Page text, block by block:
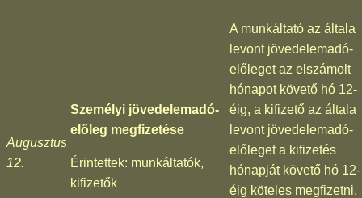
Augusztus
12.
Személyi jövedelemadó-
előleg megfizetése
Érintettek: munkáltatók,
kifizetők
A munkáltató az általa
levont jövedelemadó-
előleget az elszámolt
hónapot követő hó 12-
éig, a kifizető az általa
levont jövedelemadó-
előleget a kifizetés
hónapját követő hó 12-
éig köteles megfizetni.